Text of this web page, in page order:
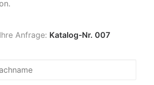
Anfrage: Katalog-Nr. 007